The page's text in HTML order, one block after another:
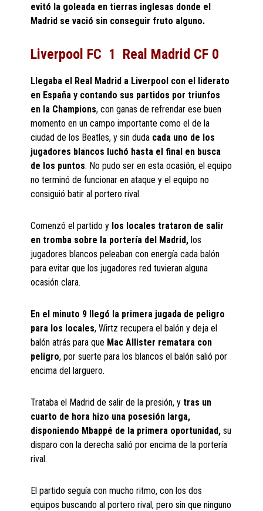
evitó la goleada en tierras inglesas donde el
Madrid se vació sin conseguir fruto alguno.
Liverpool FC 1 Real Madrid CF 0
Llegaba el Real Madrid a Liverpool con el liderato
en España y contando sus partidos por triunfos
en la Champions, con ganas de refrendar ese buen
momento en un campo importante como el de la
ciudad de los Beatles, y sin duda cada uno de los
jugadores blancos luchó hasta el final en busca
de los puntos. No pudo ser en esta ocasión, el equipo
no terminó de funcionar en ataque y el equipo no
consiguió batir al portero rival.
Comenzó el partido y los locales trataron de salir
en tromba sobre la portería del Madrid, los
jugadores blancos peleaban con energía cada balón
para evitar que los jugadores red tuvieran alguna
ocasión clara.
En el minuto 9 llegó la primera jugada de peligro
para los locales, Wirtz recupera el balón y deja el
balón atrás para que Mac Allister rematara con
peligro, por suerte para los blancos el balón salió por
encima del larguero.
Trataba el Madrid de salir de la presión, y tras un
cuarto de hora hizo una posesión larga,
disponiendo Mbappé de la primera oportunidad, su
disparo con la derecha salió por encima de la portería
rival.
El partido seguía con mucho ritmo, con los dos
equipos buscando al portero rival, pero sin que ninguno